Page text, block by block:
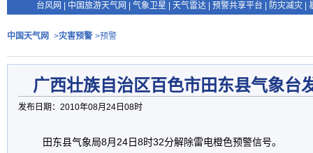
台风网
中国旅游天气网 气象卫星 天气雷达 预警共享平台 防灾减灾
中国天气网 >灾害预警 >预警
广西壮族自治区百色市田东县气象台
发布日期：2010年08月24日08时
田东县气象局8月24日8时32分解除雷电橙色预警信号。